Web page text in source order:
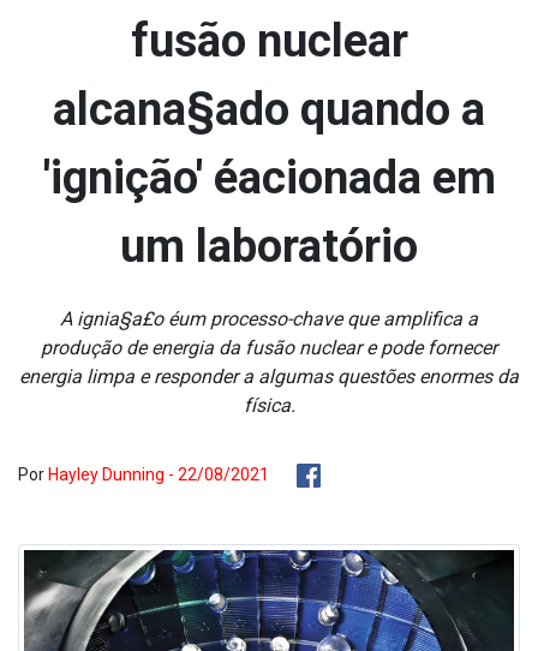
fusão nuclear
alcana§ado quando a
'ignição' éacionada em
um laboratório
A ignia§a£o éum processo-chave que amplifica a
produção de energia da fusão nuclear e pode fornecer
energia limpa e responder a algumas questões enormes da
física.
Por Hayley Dunning - 22/08/2021